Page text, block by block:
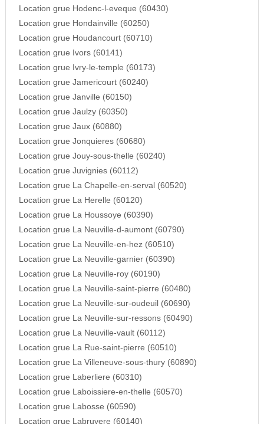
Location grue Hodenc-l-eveque (60430)
Location grue Hondainville (60250)
Location grue Houdancourt (60710)
Location grue Ivors (60141)
Location grue Ivry-le-temple (60173)
Location grue Jamericourt (60240)
Location grue Janville (60150)
Location grue Jaulzy (60350)
Location grue Jaux (60880)
Location grue Jonquieres (60680)
Location grue Jouy-sous-thelle (60240)
Location grue Juvignies (60112)
Location grue La Chapelle-en-serval (60520)
Location grue La Herelle (60120)
Location grue La Houssoye (60390)
Location grue La Neuville-d-aumont (60790)
Location grue La Neuville-en-hez (60510)
Location grue La Neuville-garnier (60390)
Location grue La Neuville-roy (60190)
Location grue La Neuville-saint-pierre (60480)
Location grue La Neuville-sur-oudeuil (60690)
Location grue La Neuville-sur-ressons (60490)
Location grue La Neuville-vault (60112)
Location grue La Rue-saint-pierre (60510)
Location grue La Villeneuve-sous-thury (60890)
Location grue Laberliere (60310)
Location grue Laboissiere-en-thelle (60570)
Location grue Labosse (60590)
Location grue Labruyere (60140)